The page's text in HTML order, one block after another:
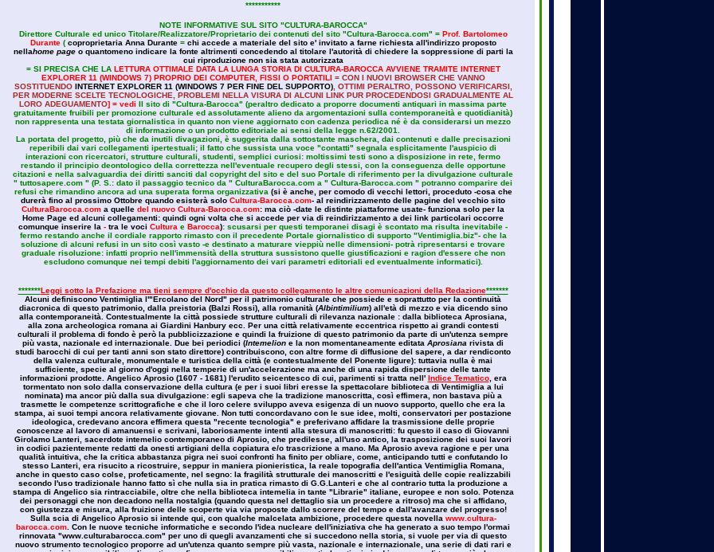
***********
NOTE INFORMATIVE SUL SITO "CULTURA-BAROCCA"
Direttore Culturale ed unico Titolare/Realizzatore/Proprietario dei contenuti del sito "Cultura-Barocca.com" = Prof. Bartolomeo
Durante( coproprietaria Anna Durante= chi accede a materiale del sito e' invitato a farne richiesta all'indirizzo proposto
nellahome pageo quantomeno indicare la fonte altrimenti concedendo al titolare l'autorità di chiedere la soppressione di parti la
cui riproduzione non sia stata autorizzata
= SI PRECISA CHE LA LETTURA OTTIMALE DATA LA LUNGA STORIA DI CULTURA-BAROCCA AVVIENE TRAMITE INTERNET
EXPLORER 11 (WINDOWS 7) PROPRIO DEI COMPUTER, FISSI O PORTATILI= CON I NUOVI BROWSER CHE VANNO
SOSTITUENDO INTERNET EXPLORER 11 (WINDOWS 7 PER FINE DEL SUPPORTO), OTTIMI PERALTRO, POSSONO VERIFICARSI,
PER MODERNE SCELTE TECNOLOGICHE, PROBLEMI NELLA VISURA DI ALCUNI LINK PUR PROCEDENDOSI GRADUALMENTE AL
LORO ADEGUAMENTO] = vedi Il sito di "Cultura-Barocca" (peraltro dedicato a proporre documenti antiquari in massima parte
gratuitamente fruibili per promozione culturale ed assolutamente alieno da argomentazioni sulla contemporaneità e quotidianità)
non rappresenta una testata giornalistica in quanto non viene aggiornato con cadenza periodica né è da considerarsi un mezzo
di informazione o un prodotto editoriale ai sensi della legge n.62/2001.
La portata del progetto, più che da inutili divagazioni, è suggerita dalla sottostante maschera, dai contenuti e dalle precisazioni
reperibili dai vari collegamenti ipertestuali; il fatto che sussista una voce "contatti" segnala esplicitamente l'auspicio di
interazioni con ricercatori, strutture culturali, studenti, semplici curiosi: moltissimi testi sono a disposizione in rete, fermo
restando il principio deontologico della correttezza nell'eventuale recupero degli stessi, con la conseguenza delle opportune
citazioni e nella salvaguardia dei diritti sanciti dal copyright del sito e del suo Portale di riferimento per la divulgazione culturale
" tuttosapere.com " (P. S.: dato il passaggio tecnico da " CulturaBarocca.com a " Cultura-Barocca.com " potranno comparire dei
refusi che rimandino ancora ad una superata forma organizzativa (si è anche, per comodo di vecchi lettori, proceduto -cosa che
durerà fino al prossimo Ottobre quando esisterà solo Cultura-Barocca.com- al reindirizzamento delle pagine del vecchio sito
CulturaBarocca.com a quelle del nuovo Cultura-Barocca.com: ma ciò -date le distinte piattaforme usate- funziona solo per la
Home Page ed alcuni collegamenti: quindi ogni volta che si accede per via di reindirizzamento a dei link particolari occorre
comunque inserire la - tra le voci Cultura e Barocca): scusarsi per questi temporanei disagi è scontato ma risulta inevitabile -
fermo restando anche il cordiale rapporto rimasto con il precedente Portale giornalistico di supporto "Ventimiglia.biz"- che la
soluzione di alcuni refusi in un sito così vasto -e destinato a maturare vieppiù nelle dimensioni- potrà ripresentarsi e trovare
graduale risoluzione: infatti proprio nell'immensità della struttura sussistono quelle giustificazioni e ragion d'essere che non
escludono comunque nei tempi debiti l'aggiornamento dei vari parametri editoriali ed eventualmente informatici).
*******Leggi sotto la Prefazione ma tieni sempre d'occhio da questo collegamento le altre comunicazioni della Redazione*******
Alcuni definiscono Ventimiglia l'"Ercolano del Nord" per il patrimonio culturale che possiede e soprattutto per la continuità
diacronica di questo patrimonio, dalla preistoria (Balzi Rossi), alla romanità (Albintimilium) all'età di mezzo e via dicendo sino
alla contemporaneità. Contestualmente la città possiede strutture culturali di rilevanza nazionale : dalla biblioteca Aprosiana,
alla zona archeologica romana ai Giardini Hanbury ecc. Per una città relativamente eccentrica rispetto ai grandi contesti
culturali il problema di fondo è però la pubblicizzazione e quindi la fruizione di questo patrimonio da parte di un'utenza sempre
più vasta, nazionale ed internazionale. Due bei periodici (Intemelion e la non momentaneamente editata Aprosiana rivista di
studi barocchi di cui per tanti anni son stato direttore) contribuiscono, con altre forme di diffusione del sapere, a dar rendiconto
della valenza culturale, monumentale e turistica della città (e contestualmente del Ponente ligure): tuttavia nulla è mai
sufficiente, specie al giorno d'oggi nella temperie di un'accelerazione ma anche di una rapida dispersione delle tante
informazioni prodotte. Angelico Aprosio (1607 - 1681) l'erudito seicentesco di cui, parimenti si tratta nell' Indice Tematico, era
tormentato non solo dalla conservazione della cultura (e per i suoi libri eresse la spettacolare biblioteca di Ventimiglia a lui
nominata) ma ancor più dalla sua divulgazione: egli sapeva che la tradizione manoscritta, così effimera, non bastava più a
trasmette le competenze scrittografiche e che il loro celere sviluppo aveva esigenza di un nuovo supporto, quello che era la
stampa, ai suoi tempi ancora relativamente giovane. Non tutti concordavano con le sue idee, molti, conservatori per postazione
ideologica, credevano ancora effimera questa "recente tecnologia" e preferivano affidare la trasmissione delle proprie
conoscenze al lavoro di amanuensi e scrivani, laboriosamente intenti alla stesura di manoscritti: fu questo il caso di Giovanni
Girolamo Lanteri, sacerdote intemelio contemporaneo di Aprosio, che predilesse, all'uso antico, la trasposizione dei suoi lavori
in codici pazientemente redatti da onesti artigiani della copiatura e/o trascrizione a mano. Ma Aprosio aveva ragione e per una
qualità intuitiva, che la critica abbastanza pigra nei suoi confronti ha finito per obliare, come, anticipando tutti e confutando lo
stesso Lanteri, era risucito a ricostruire, seppur in maniera pionieristica, la reale topografia dell'antica Ventimiglia Romana,
anche in questo caso colse, profeticamente, nel segno: la fragilità strutturale dei manoscritti e l'esiguità delle copie realizzabili
secondo l'uso tradizionale hanno fatto sì che nulla sia in pratica rimasto di G.G.Lanteri e che al contrario tutta la produzione a
stampa di Angelico sia rintracciabile, oltre che nella biblioteca intemelia in tante "Librarie" italiane, europee e non solo. Potenza
dei personaggi che non decadono nella nostalgia (quando questa nel dettaglio sia un procedere a ritroso) ma che si affidano,
con giustezza e misura, alla fruizione delle scoperte via via proposte dallo scorrere del tempo e dall'avanzare del progresso!
Sulla scia di Angelico Aprosio si intende qui, con qualche malcelata ambizione, procedere questa novella www.cultura-
barocca.com . Con le nuove tecniche informatiche e secondo l'idea nucleare dell'iniziativa che ha generato a suo tempo l'ormai
rinnovata "www.culturabarocca.com" per uno di quegli avanzamenti che si succedono nella storia, si vuole per via di questo
nuovo strumento tecnologico proporre ad un'utenza quanto sempre più vasta, nazionale e internazionale, una serie di dati rari e